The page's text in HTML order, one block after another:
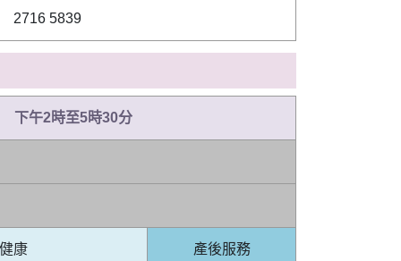
2716 5839
下午2時至5時30分
康 產後服務